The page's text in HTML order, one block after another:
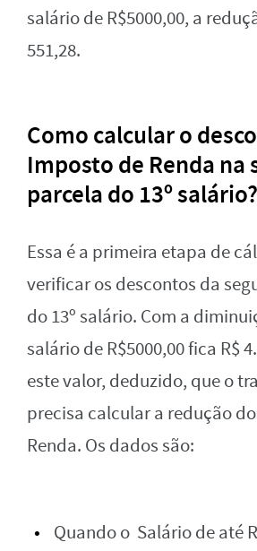
salário de R$5000,00, a
551,28.
Como calcular o
Imposto de Renda na
parcela do 13º salário?
Essa é a primeira etapa de
verificar os descontos da
do 13º salário. Com a
salário de R$5000,00 fica R$
este valor, deduzido, que o
precisa calcular a redução
Renda. Os dados são:
Quando o Salário de até